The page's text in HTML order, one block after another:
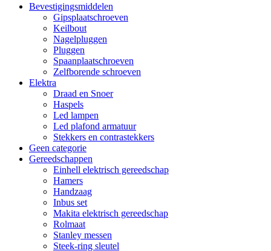
Bevestigingsmiddelen
Gipsplaatschroeven
Keilbout
Nagelpluggen
Pluggen
Spaanplaatschroeven
Zelfborende schroeven
Elektra
Draad en Snoer
Haspels
Led lampen
Led plafond armatuur
Stekkers en contrastekkers
Geen categorie
Gereedschappen
Einhell elektrisch gereedschap
Hamers
Handzaag
Inbus set
Makita elektrisch gereedschap
Rolmaat
Stanley messen
Steek-ring sleutel